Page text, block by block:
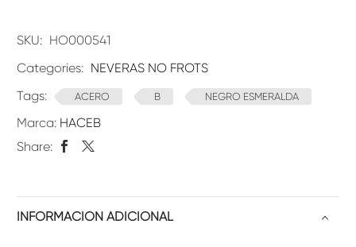
SKU: HO000541
Categories: NEVERAS NO FROTS
Tags:
ACERO B NEGRO ESMERALDA
Marca: HACEB
Share:
INFORMACIÓN ADICIONAL